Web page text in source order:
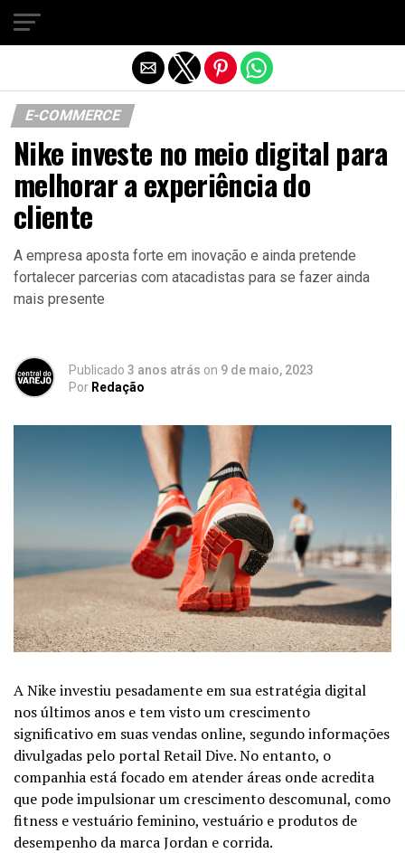
E-COMMERCE
Nike investe no meio digital para
melhorar a experiência do
cliente
A empresa aposta forte em inovação e ainda pretende
fortalecer parcerias com atacadistas para se fazer ainda
mais presente
Publicado 3 anos atrás on 9 de maio, 2023
Por Redação
A Nike investiu pesadamente em sua estratégia digital
nos últimos anos e tem visto um crescimento
significativo em suasvendas online, segundo informações
divulgadas pelo portal Retail Dive. No entanto, o
companhia está focado em atender áreas onde acredita
que pode impulsionar um crescimento descomunal, como
fitness e vestuário feminino, vestuário e produtos de
desempenho da marca Jordan e corrida.